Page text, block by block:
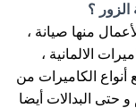
الزور ؟
منها صيانة ،
الالمانية ،
أنواع الكاميرات من
و حتى البدالات أيضا